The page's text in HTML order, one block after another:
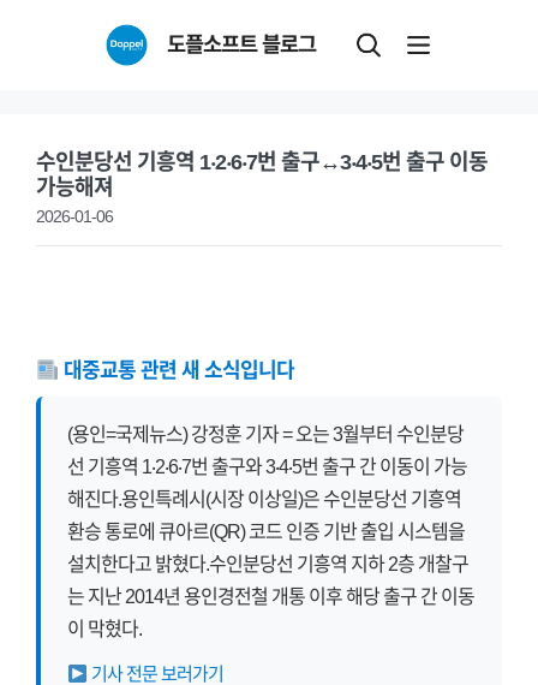
도플소프트 블로그
수인분당선 기흥역 1‧2‧6‧7번 출구↔3‧4‧5번 출구 이동
가능해져
2026-01-06
대중교통 관련 새 소식입니다
(용인=국제뉴스) 강정훈 기자 = 오는 3월부터 수인분당
선 기흥역 1‧2‧6‧7번 출구와 3‧4‧5번 출구 간 이동이 가능
해진다.용인특례시(시장 이상일)은 수인분당선 기흥역
환승 통로에 큐아르(QR) 코드 인증 기반 출입 시스템을
설치한다고 밝혔다.수인분당선 기흥역 지하 2층 개찰구
는 지난 2014년 용인경전철 개통 이후 해당 출구 간 이동
이 막혔다.
기사 전문 보러가기